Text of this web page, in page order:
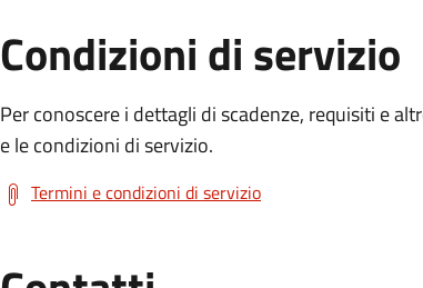
Condizioni di servizio
Per conoscere i dettagli di scadenze, requisiti e
e le condizioni di servizio.
Termini e condizioni di servizio